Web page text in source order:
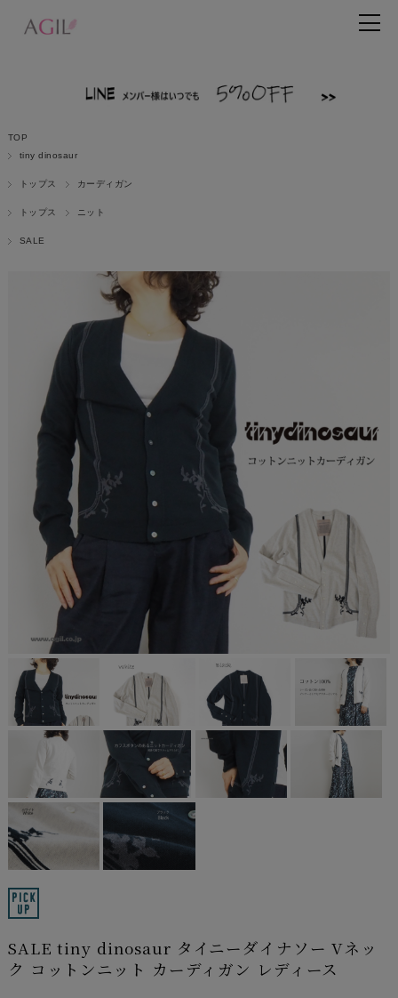
TOP
tiny dinosaur
トップス カーディガン
トップス ニット
SALE
SALE tiny dinosaur タイニーダイナソー Vネッ
ク コットンニット カーディガン レディース